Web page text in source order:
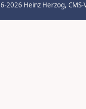
2026 Heinz Herzog,